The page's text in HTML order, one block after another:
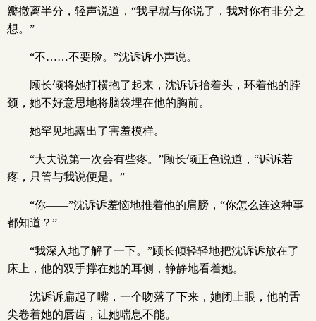
瓣撤离半分，轻声说道，“我早就与你说了，我对你有非分之
想。”
“不……不要脸。”沈诉诉小声说。
顾长倾将她打横抱了起来，沈诉诉抬着头，环着他的脖
颈，她不好意思地将脑袋埋在他的胸前。
她罕见地露出了害羞模样。
“大夫说第一次会有些疼。”顾长倾正色说道，“诉诉若
疼，只管与我说便是。”
“你——”沈诉诉羞恼地推着他的肩膀，“你怎么连这种事
都知道？”
“我深入地了解了一下。”顾长倾轻轻地把沈诉诉放在了
床上，他的双手撑在她的耳侧，静静地看着她。
沈诉诉扁起了嘴，一个吻落了下来，她闭上眼，他的舌
尖卷着她的唇齿，让她喘息不能。